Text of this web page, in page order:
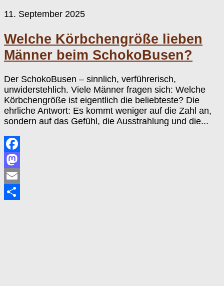
11. September 2025
Welche Körbchengröße lieben
Männer beim SchokoBusen?
Der SchokoBusen – sinnlich, verführerisch,
unwiderstehlich. Viele Männer fragen sich: Welche
Körbchengröße ist eigentlich die beliebteste? Die
ehrliche Antwort: Es kommt weniger auf die Zahl an,
sondern auf das Gefühl, die Ausstrahlung und die...
Facebook
Mastodon
Email